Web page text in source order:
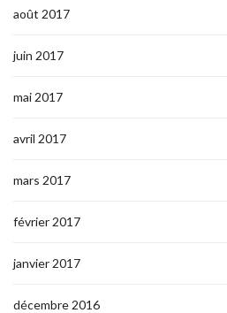
août 2017
juin 2017
mai 2017
avril 2017
mars 2017
février 2017
janvier 2017
décembre 2016